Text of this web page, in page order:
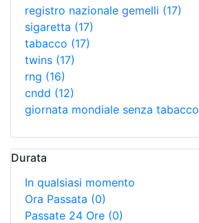
registro nazionale gemelli (17)
sigaretta (17)
tabacco (17)
twins (17)
rng (16)
cndd (12)
giornata mondiale senza tabacco
Durata
In qualsiasi momento
Ora Passata (0)
Passate 24 Ore (0)